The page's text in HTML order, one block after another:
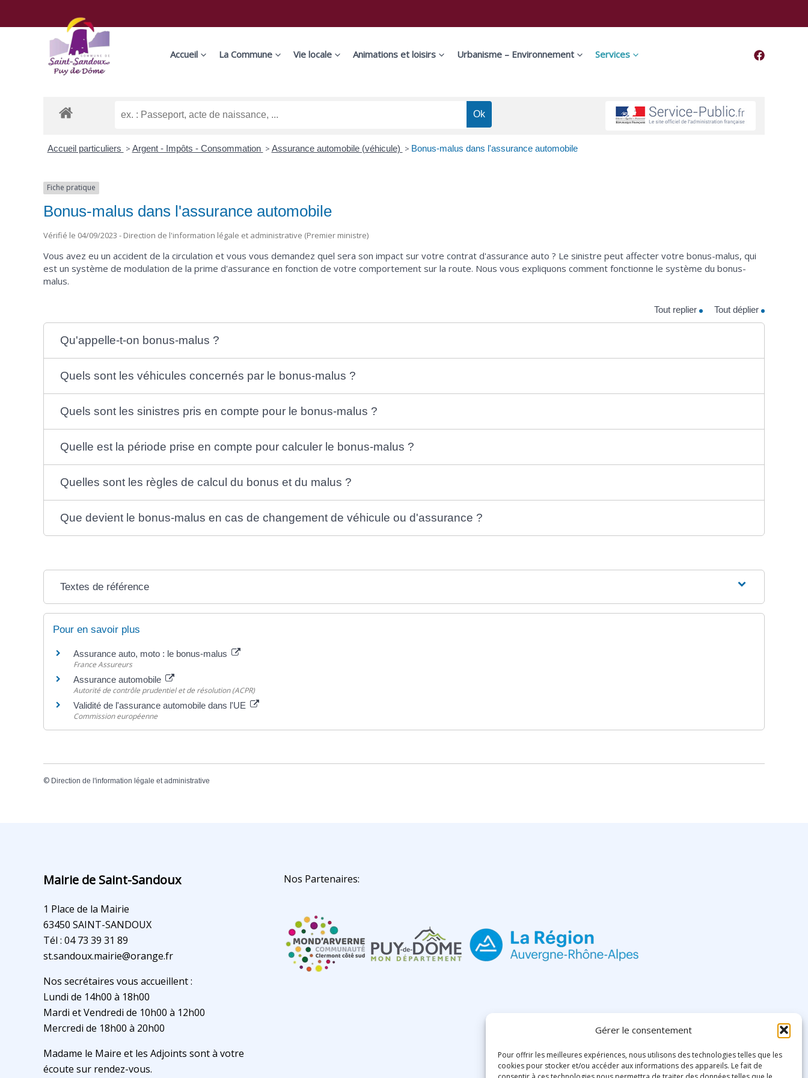
Gérer le consentement
Pour offrir les meilleures expériences, nous utilisons des technologies telles que les
cookies pour stocker et/ou accéder aux informations des appareils. Le fait de
Accueil La Commune Vie locale Animations et loisirs Urbanisme – Environnement Services
Accueil particuliers > Argent - Impôts - Consommation > Assurance automobile (véhicule) > Bonus-malus dans l'assurance automobile
Fiche pratique
Bonus-malus dans l'assurance automobile
Vérifié le 04/09/2023 - Direction de l'information légale et administrative (Premier ministre)
Vous avez eu un accident de la circulation et vous vous demandez quel sera son impact sur votre contrat d'assurance auto ? Le sinistre peut affecter votre bonus-malus, qui
est un système de modulation de la prime d'assurance en fonction de votre comportement sur la route. Nous vous expliquons comment fonctionne le système du bonus-
malus.
Tout replier Tout déplier
Qu'appelle-t-on bonus-malus ?
Quels sont les véhicules concernés par le bonus-malus ?
Quels sont les sinistres pris en compte pour le bonus-malus ?
Quelle est la période prise en compte pour calculer le bonus-malus ?
Quelles sont les règles de calcul du bonus et du malus ?
Que devient le bonus-malus en cas de changement de véhicule ou d'assurance ?
Textes de référence
Pour en savoir plus
Assurance auto, moto : le bonus-malus
France Assureurs
Assurance automobile
Autorité de contrôle prudentiel et de résolution (ACPR)
Validité de l'assurance automobile dans l'UE
Commission européenne
© Direction de l'information légale et administrative
Mairie de Saint-Sandoux
1 Place de la Mairie
63450 SAINT-SANDOUX
Tél : 04 73 39 31 89
st.sandoux.mairie@orange.fr
Nos secrétaires vous accueillent :
Lundi de 14h00 à 18h00
Mardi et Vendredi de 10h00 à 12h00
Mercredi de 18h00 à 20h00
Madame le Maire et les Adjoints sont à votre
écoute sur rendez-vous.
Nos Partenaires: